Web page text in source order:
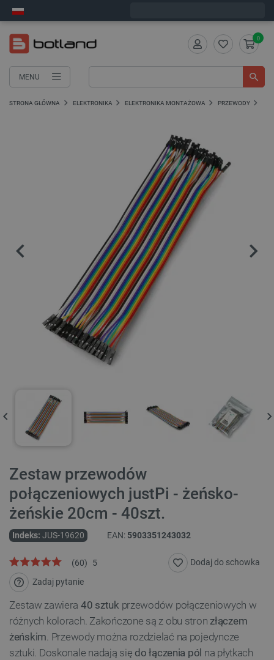
MENU
0
STRONA GŁÓWNA ELEKTRONIKA ELEKTRONIKA MONTAŻOWA PRZEWODY
Zestaw przewodów
połączeniowych justPi - żeńsko-
żeńskie 20cm - 40szt.
Indeks: JUS-19620 EAN: 5903351243032
5
(60)
Zadaj pytanie
Dodaj do schowka
Zestaw zawiera 40 sztuk przewodów połączeniowych w
różnych kolorach. Zakończone są z obu stronzłączem
żeńskim. Przewody można rozdzielać na pojedyncze
sztuki. Doskonale nadają się do łączenia pól na płytkach